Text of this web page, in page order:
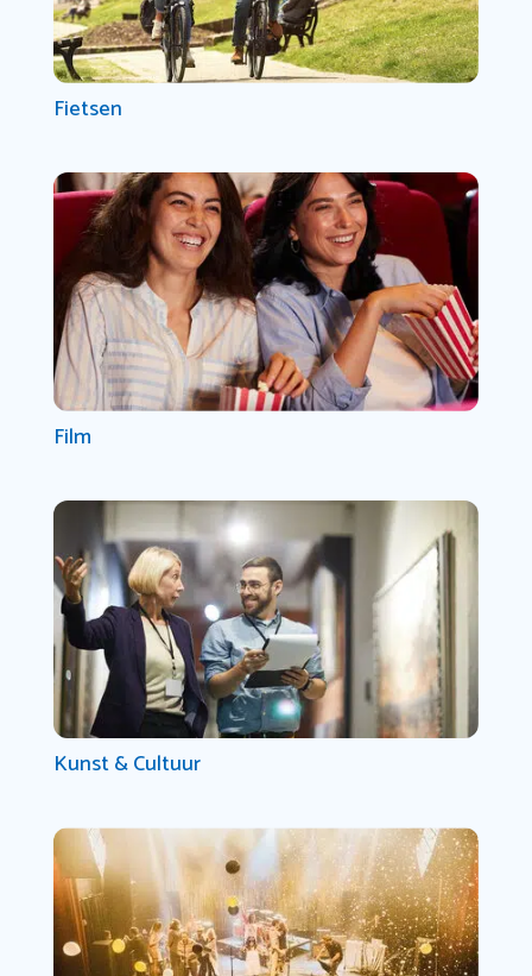
Fietsen
Film
Kunst & Cultuur